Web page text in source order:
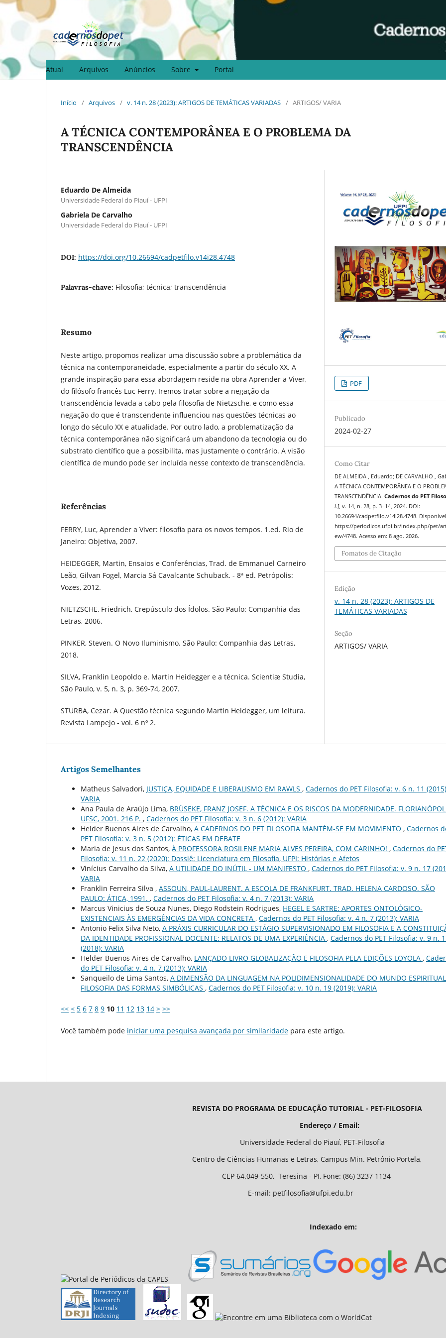
Atual Arquivos Anúncios Sobre Portal
Início / Arquivos / v. 14 n. 28 (2023): ARTIGOS DE TEMÁTICAS VARIADAS / ARTIGOS/ VARIA
A TÉCNICA CONTEMPORÂNEA E O PROBLEMA DA
TRANSCENDÊNCIA
Eduardo De Almeida
Universidade Federal do Piauí - UFPI
Gabriela De Carvalho
Universidade Federal do Piauí - UFPI
DOI: https://doi.org/10.26694/cadpetfilo.v14i28.4748
Palavras-chave: Filosofia; técnica; transcendência
Resumo
Neste artigo, propomos realizar uma discussão sobre a problemática da
técnica na contemporaneidade, especialmente a partir do século XX. A
grande inspiração para essa abordagem reside na obra Aprender a Viver,
do filósofo francês Luc Ferry. Iremos tratar sobre a negação da
transcendência levada a cabo pela filosofia de Nietzsche, e como essa
negação do que é transcendente influenciou nas questões técnicas ao
longo do século XX e atualidade. Por outro lado, a problematização da
técnica contemporânea não significará um abandono da tecnologia ou do
substrato científico que a possibilita, mas justamente o contrário. A visão
científica de mundo pode ser incluída nesse contexto de transcendência.
Referências
FERRY, Luc, Aprender a Viver: filosofia para os novos tempos. 1.ed. Rio de
Janeiro: Objetiva, 2007.
HEIDEGGER, Martin, Ensaios e Conferências, Trad. de Emmanuel Carneiro
Leão, Gilvan Fogel, Marcia Sá Cavalcante Schuback. - 8ª ed. Petrópolis:
Vozes, 2012.
NIETZSCHE, Friedrich, Crepúsculo dos Ídolos. São Paulo: Companhia das
Letras, 2006.
PINKER, Steven. O Novo Iluminismo. São Paulo: Companhia das Letras,
2018.
SILVA, Franklin Leopoldo e. Martin Heidegger e a técnica. Scientiæ Studia,
São Paulo, v. 5, n. 3, p. 369-74, 2007.
STURBA, Cezar. A Questão técnica segundo Martin Heidegger, um leitura.
Revista Lampejo - vol. 6 nº 2.
PDF
Publicado
2024-02-27
Como Citar
DE ALMEIDA , Eduardo; DE CARVALHO ,
A TÉCNICA CONTEMPORÂNEA E O
TRANSCENDÊNCIA.Cadernos do PET
l.], v. 14, n. 28, p. 3–14, 2024. DOI:
10.26694/cadpetfilo.v14i28.4748.
https://periodicos.ufpi.br/index.php/pet/
ew/4748. Acesso em: 8 ago. 2026.
Fomatos de Citação
Edição
v. 14 n. 28 (2023): ARTIGOS DE
TEMÁTICAS VARIADAS
Seção
ARTIGOS/ VARIA
Artigos Semelhantes
Matheus Salvadori, JUSTIÇA, EQUIDADE E LIBERALISMO EM RAWLS , Cadernos do PET Filosofia: v. 6 n. 11
VARIA
Ana Paula de Araújo Lima, BRÜSEKE, FRANZ JOSEF. A TÉCNICA E OS RISCOS DA MODERNIDADE.
UFSC, 2001. 216 P. , Cadernos do PET Filosofia: v. 3 n. 6 (2012): VARIA
Helder Buenos Aires de Carvalho, A CADERNOS DO PET FILOSOFIA MANTÉM-SE EM MOVIMENTO , Cadernos
PET Filosofia: v. 3 n. 5 (2012): ÉTICAS EM DEBATE
Maria de Jesus dos Santos, À PROFESSORA ROSILENE MARIA ALVES PEREIRA, COM CARINHO! , Cadernos do
Filosofia: v. 11 n. 22 (2020): Dossiê: Licenciatura em Filosofia, UFPI: Histórias e Afetos
Vinícius Carvalho da Silva, A UTILIDADE DO INÚTIL - UM MANIFESTO , Cadernos do PET Filosofia: v. 9 n. 17
VARIA
Franklin Ferreira Silva , ASSOUN, PAUL-LAURENT. A ESCOLA DE FRANKFURT. TRAD. HELENA CARDOSO. SÃO
PAULO: ÁTICA, 1991. , Cadernos do PET Filosofia: v. 4 n. 7 (2013): VARIA
Marcus Vinicius de Souza Nunes, Diego Rodstein Rodrigues, HEGEL E SARTRE: APORTES ONTOLÓGICO-
EXISTENCIAIS ÀS EMERGÊNCIAS DA VIDA CONCRETA , Cadernos do PET Filosofia: v. 4 n. 7 (2013): VARIA
Antonio Felix Silva Neto, A PRÁXIS CURRICULAR DO ESTÁGIO SUPERVISIONADO EM FILOSOFIA E A
DA IDENTIDADE PROFISSIONAL DOCENTE: RELATOS DE UMA EXPERIÊNCIA , Cadernos do PET Filosofia: v. 9 n.
(2018): VARIA
Helder Buenos Aires de Carvalho, LANÇADO LIVRO GLOBALIZAÇÃO E FILOSOFIA PELA EDIÇÕES LOYOLA ,
do PET Filosofia: v. 4 n. 7 (2013): VARIA
Sanqueilo de Lima Santos, A DIMENSÃO DA LINGUAGEM NA POLIDIMENSIONALIDADE DO MUNDO
FILOSOFIA DAS FORMAS SIMBÓLICAS , Cadernos do PET Filosofia: v. 10 n. 19 (2019): VARIA
<< < 5 6 7 8 9 10 11 12 13 14 > >>
Você também pode iniciar uma pesquisa avançada por similaridade para este artigo.
REVISTA DO PROGRAMA DE EDUCAÇÃO TUTORIAL - PET-FILOSOFIA
Endereço / Email:
Universidade Federal do Piauí, PET-Filosofia
Centro de Ciências Humanas e Letras, Campus Min. Petrônio Portela,
CEP 64.049-550, Teresina - PI, Fone: (86) 3237 1134
E-mail: petfilosofia@ufpi.edu.br
Indexado em: